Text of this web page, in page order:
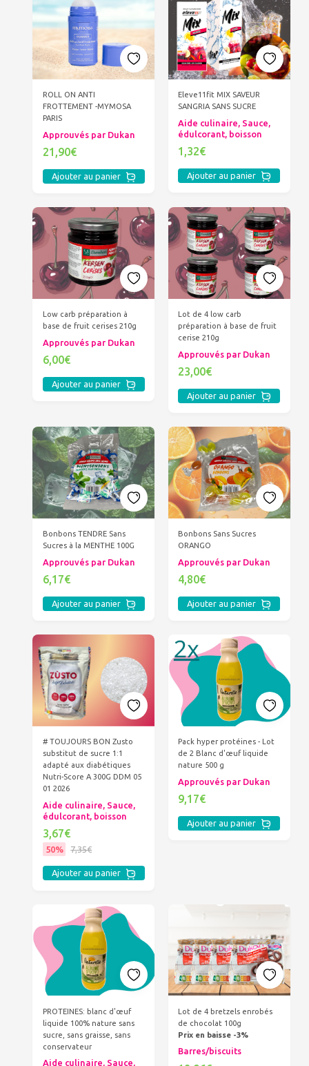
ROLL ON ANTI
FROTTEMENT -MYMOSA
PARIS
Approuvés par Dukan
21,90€
Ajouter au panier
Eleve11fit MIX SAVEUR
SANGRIA SANS SUCRE
Aide culinaire, Sauce,
édulcorant, boisson
1,32€
Ajouter au panier
Low carb préparation à
base de fruit cerises 210g
Approuvés par Dukan
6,00€
Ajouter au panier
Lot de 4 low carb
préparation à base de fruit
cerise 210g
Approuvés par Dukan
23,00€
Ajouter au panier
Bonbons TENDRE Sans
Sucres à la MENTHE 100G
Approuvés par Dukan
6,17€
Ajouter au panier
Bonbons Sans Sucres
ORANGO
Approuvés par Dukan
4,80€
Ajouter au panier
# TOUJOURS BON Zusto
substitut de sucre 1:1
adapté aux diabétiques
Nutri-Score A 300G DDM 05
01 2026
Aide culinaire, Sauce,
édulcorant, boisson
3,67€
50% 7,35€
Ajouter au panier
Pack hyper protéines - Lot
de 2 Blanc d'œuf liquide
nature 500 g
Approuvés par Dukan
9,17€
Ajouter au panier
PROTEINES: blanc d'œuf
liquide 100% nature sans
sucre, sans graisse, sans
conservateur
Aide culinaire, Sauce,
Lot de 4 bretzels enrobés
de chocolat 100g
Prix en baisse -3%
Barres/biscuits